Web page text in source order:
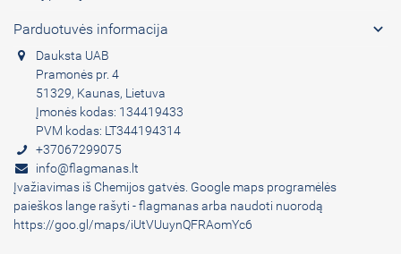
Parduotuvės informacija 
Dauksta UAB
Pramonės pr. 4
51329, Kaunas, Lietuva
Įmonės kodas: 134419433
PVM kodas: LT344194314
+37067299075
info@flagmanas.lt
Įvažiavimas iš Chemijos gatvės. Google maps programėlės
paieškos lange rašyti - flagmanas arba naudoti nuorodą
https://goo.gl/maps/iUtVUuynQFRAomYc6